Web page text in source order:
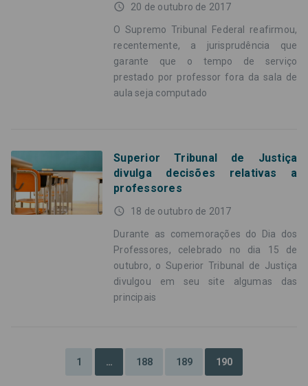
access_time 20 de outubro de 2017
O Supremo Tribunal Federal reafirmou,
recentemente, a jurisprudência que
garante que o tempo de serviço
prestado por professor fora da sala de
aula seja computado
Superior Tribunal de Justiça
divulga decisões relativas a
professores
access_time 18 de outubro de 2017
Durante as comemorações do Dia dos
Professores, celebrado no dia 15 de
outubro, o Superior Tribunal de Justiça
divulgou em seu site algumas das
principais
1 … 188 189 190